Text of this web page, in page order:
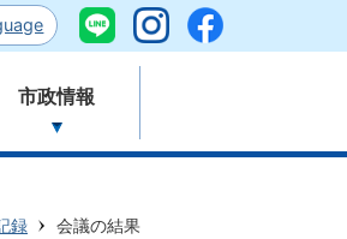
市政情報
録 会議の結果